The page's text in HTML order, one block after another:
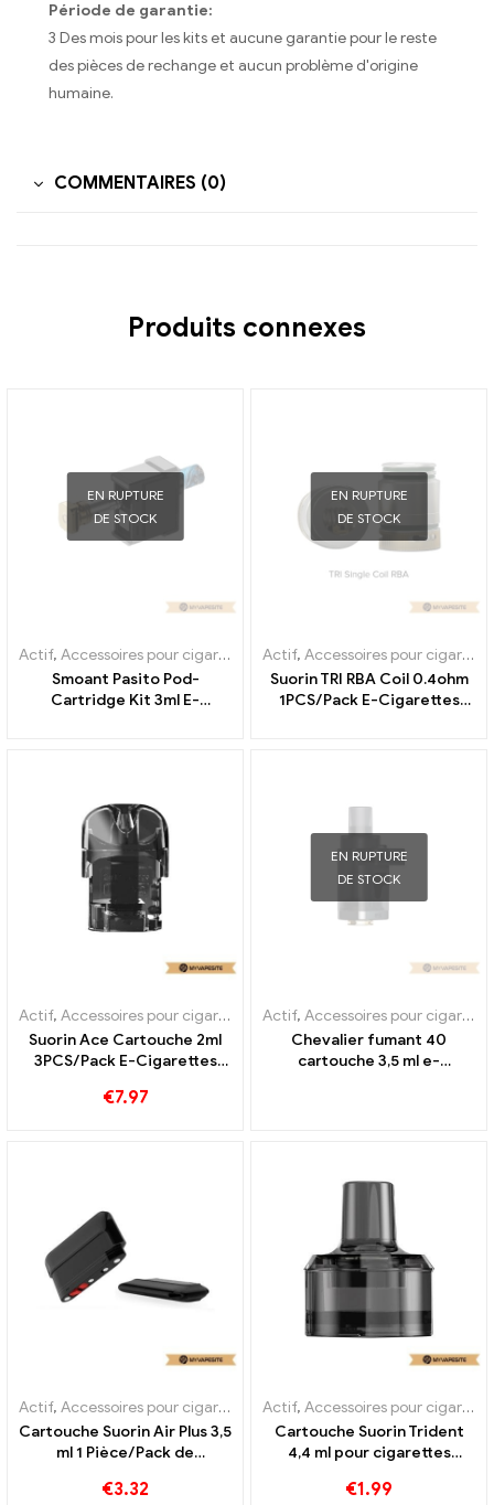
Période de garantie:
3 Des mois pour les kits et aucune garantie pour le reste
des pièces de rechange et aucun problème d'origine
humaine.
COMMENTAIRES (0)
Produits connexes
EN RUPTURE
DE STOCK
Actif, Accessoires pour cigarettes électroniques ,Évaporateur
Smoant Pasito Pod-
Cartridge Kit 3ml E-
EN RUPTURE
DE STOCK
Actif, Accessoires pour cigarettes électroniques
Suorin TRI RBA Coil 0.4ohm
1PCS/Pack E-Cigarettes
Actif, Accessoires pour cigarettes électroniques ,Évaporateur
Suorin Ace Cartouche 2ml
3PCS/Pack E-Cigarettes
Personnalisé
€7.97
EN RUPTURE
DE STOCK
Actif, Accessoires pour cigarettes électroniques
Chevalier fumant 40
cartouche 3,5 ml e-
Actif, Accessoires pour cigarettes électroniques ,Évaporateur
Cartouche Suorin Air Plus 3,5
ml 1 Pièce/Pack de
gros, personnalisées
€3.32
Actif, Accessoires pour cigarettes électroniques
Cartouche Suorin Trident
4,4 ml pour cigarettes
mesure
€1.99